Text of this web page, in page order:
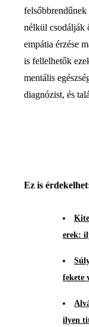
nélkül csodálják
empátia érzése
is fellelhetők
mentális
diagnózist, és
Ez is
erek:
fekete
ilyen